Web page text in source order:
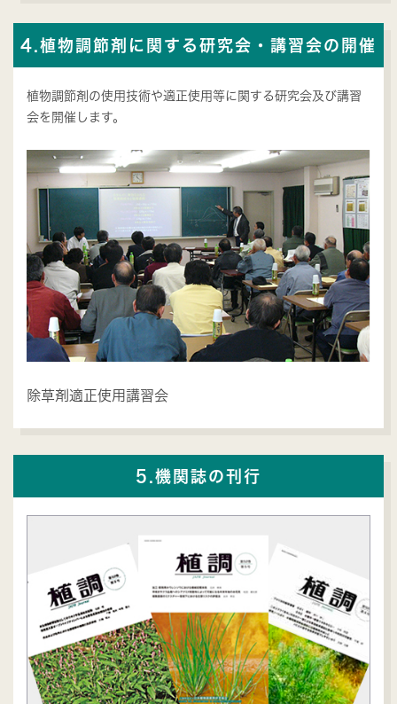
4.植物調節剤に関する研究会・講習会の開催
植物調節剤の使用技術や適正使用等に関する研究会及び講習
会を開催します。
除草剤適正使用講習会
5.機関誌の刊行